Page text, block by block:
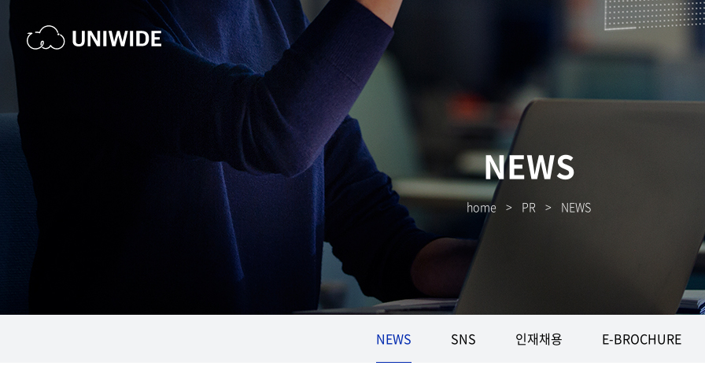
NEWS
home > PR > NEWS
NEWS SNS 인재채용 E-BROCHURE